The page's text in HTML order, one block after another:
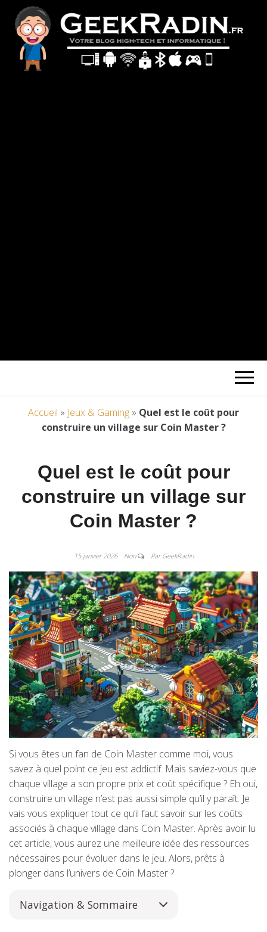
Accueil » Jeux & Gaming » Quel est le coût pour
construire un village sur Coin Master ?
Quel est le coût pour
construire un village sur
Coin Master ?
15 janvier 2026 Non Par GeekRadin
Si vous êtes un fan de Coin Master comme moi, vous
savez à quel point ce jeu est addictif. Mais saviez-vous que
chaque village a son propre prix et coût spécifique ? Eh oui,
construire un village n’est pas aussi simple qu’il y paraît. Je
vais vous expliquer tout ce qu’il faut savoir sur les coûts
associés à chaque village dans Coin Master. Après avoir lu
cet article, vous aurez une meilleure idée des ressources
nécessaires pour évoluer dans le jeu. Alors, prêts à
plonger dans l’univers de Coin Master ?
Navigation & Sommaire